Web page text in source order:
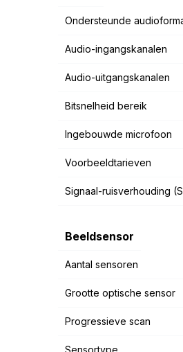
Ondersteunde
Audio-ingangskanalen
Audio-uitgangskanalen
Bitsnelheid bereik
Ingebouwde microfoon
Voorbeeldtarieven
Signaal-ruisverhouding
Beeldsensor
Aantal sensoren
Grootte optische sensor
Progressieve scan
Sensortype